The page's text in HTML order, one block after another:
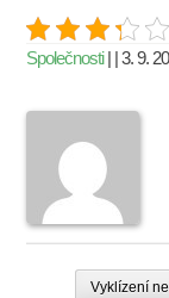
Společnosti| | 3. 9.
Vyklízení